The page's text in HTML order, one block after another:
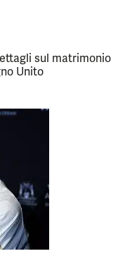
sul matrimonio
Unito